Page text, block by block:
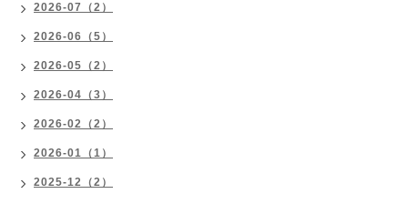
2026-07（2）
2026-06（5）
2026-05（2）
2026-04（3）
2026-02（2）
2026-01（1）
2025-12（2）